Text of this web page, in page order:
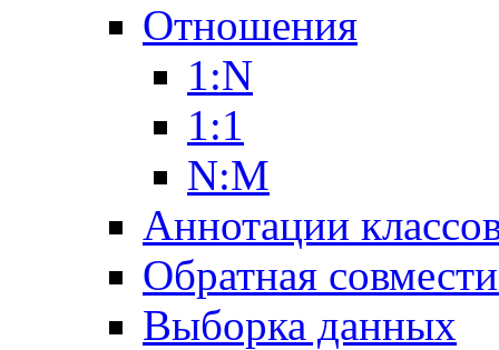
Отношения
1:N
1:1
N:M
Аннотации
Обратная
Выборка данных